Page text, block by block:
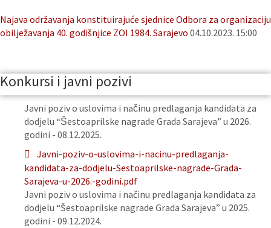
Najava održavanja konstituirajuće sjednice Odbora za organizaciju
obilježavanja 40. godišnjice ZOI 1984. Sarajevo 04.10.2023. 15:00
Konkursi i javni pozivi
Javni poziv o uslovima i načinu predlaganja kandidata za
dodjelu “Šestoaprilske nagrade Grada Sarajeva” u 2026.
godini - 08.12.2025.
Javni-poziv-o-uslovima-i-nacinu-predlaganja-
kandidata-za-dodjelu-Sestoaprilske-nagrade-Grada-
Sarajeva-u-2026.-godini.pdf
Javni poziv o uslovima i načinu predlaganja kandidata za
dodjelu “Šestoaprilske nagrade Grada Sarajeva” u 2025.
godini - 09.12.2024.